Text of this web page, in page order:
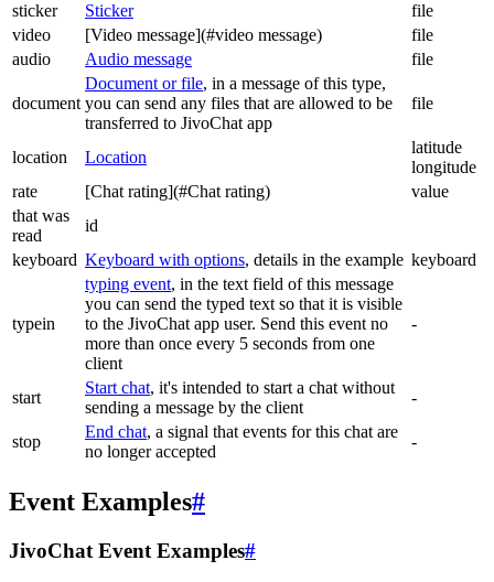
sticker
Sticker
file
video
[Video message](#video message)
file
audio
Audio message file
document
Document or file, in a message of this type,
you can send any files that are allowed to be
transferred to JivoChat app
file
location Location
latitude
longitude
rate
[Chat rating](#Chat rating)
value
that was
read
id
keyboard Keyboard with options, details in the example keyboard
typein
typing event, in the text field of this message
you can send the typed text so that it is visible
to the JivoChat app user. Send this event no
more than once every 5 seconds from one
client
-
start
Start chat, it's intended to start a chat without
sending a message by the client
-
stop
End chat, a signal that events for this chat are
no longer accepted
-
Event Examples#
JivoChat Event Examples#